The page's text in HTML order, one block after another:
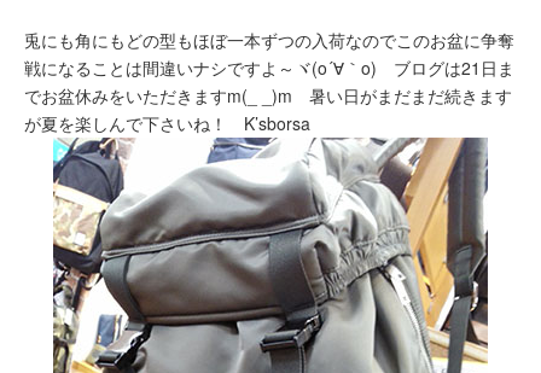
兎にも角にもどの型もほぼ一本ずつの入荷なのでこのお盆に争奪
戦になることは間違いナシですよ～ヾ(o´∀｀o) ブログは21日ま
でお盆休みをいただきますm(_ _)m 暑い日がまだまだ続きます
が夏を楽しんで下さいね！ K’sborsa